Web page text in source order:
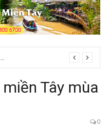
Du lịch
Miền Tây
Checklist quán cà phê đẹp dịp 2/9 ở Đà Lạt nên ghé
Tây mùa
0